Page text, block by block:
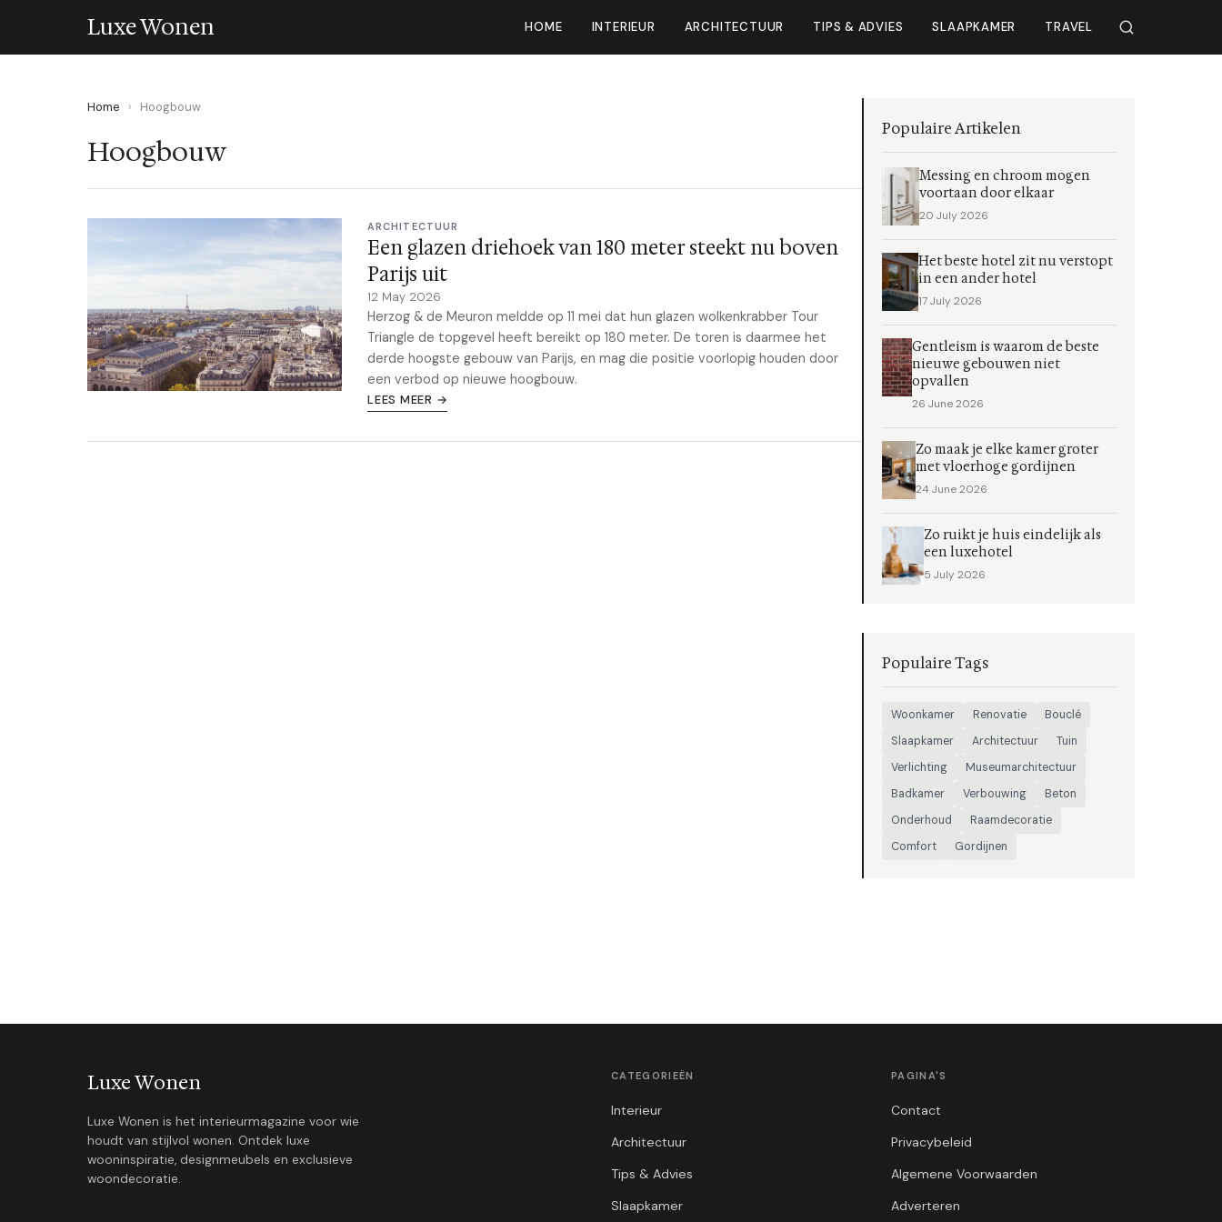
Luxe Wonen HOME INTERIEUR ARCHITECTUUR TIPS & ADVIES SLAAPKAMER TRAVEL
Home › Hoogbouw
Hoogbouw
ARCHITECTUUR
Een glazen driehoek van 180 meter steekt nu boven
Parijs uit
12 May 2026
Herzog & de Meuron meldde op 11 mei dat hun glazen wolkenkrabber Tour
Triangle de topgevel heeft bereikt op 180 meter. De toren is daarmee het
derde hoogste gebouw van Parijs, en mag die positie voorlopig houden door
een verbod op nieuwe hoogbouw.
LEES MEER →
Populaire Artikelen
Messing en chroom mogen
voortaan door elkaar
20 July 2026
Het beste hotel zit nu verstopt
in een ander hotel
17 July 2026
Gentleism is waarom de beste
nieuwe gebouwen niet
opvallen
26 June 2026
Zo maak je elke kamer groter
met vloerhoge gordijnen
24 June 2026
Zo ruikt je huis eindelijk als
een luxehotel
5 July 2026
Populaire Tags
Woonkamer Renovatie
Bouclé
Slaapkamer
Architectuur
Tuin
Verlichting
Museumarchitectuur
Badkamer
Verbouwing
Beton
Onderhoud
Raamdecoratie
Comfort
Gordijnen
Luxe Wonen
Luxe Wonen is het interieurmagazine voor wie
houdt van stijlvol wonen. Ontdek luxe
wooninspiratie, designmeubels en exclusieve
woondecoratie.
CATEGORIEËN
Interieur
Architectuur
Tips & Advies
Slaapkamer
PAGINA'S
Contact
Privacybeleid
Algemene Voorwaarden
Adverteren